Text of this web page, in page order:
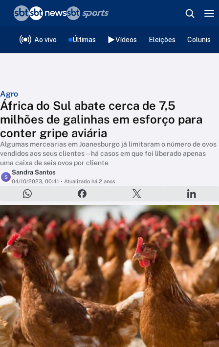
Ao vivo Últimas Vídeos Eleições
Agro
África do Sul abate cerca de 7,5
milhões de galinhas em esforço para
conter gripe aviária
Algumas mercearias em Joanesburgo já limitaram o número de ovos
vendidos aos seus clientes -- há casos em que foi liberado apenas
uma caixa de seis ovos por cliente
S
Sandra Santos
04/10/2023, 00:41 • Atualizado há 2 anos
❮voltar
Editorias